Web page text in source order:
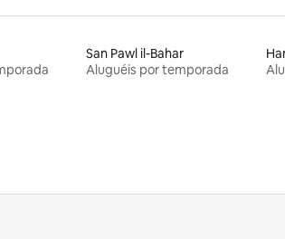
San Pawl il-Bahar
Aluguéis por temporada